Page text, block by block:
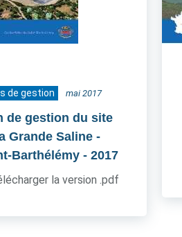
de gestion mai 2017
de gestion du site
Grande Saline -
Barthélémy - 2017
la version .pdf